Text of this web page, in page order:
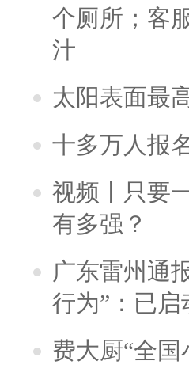
个厕所；客
汁
太阳表面最
十多万人报
视频丨只要
有多强？
广东雷州通
行为”：已
费大厨“全